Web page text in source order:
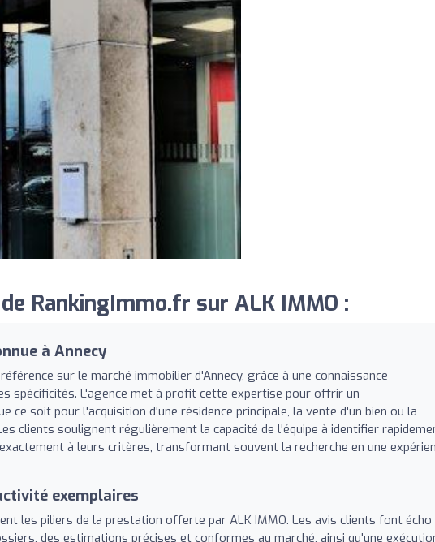
RankingImmo.fr sur ALK IMMO :
à Annecy
sur le marché immobilier d'Annecy, grâce à une connaissance
spécificités. L'agence met à profit cette expertise pour offrir un
ce soit pour l'acquisition d'une résidence principale, la vente d'un bien ou la
clients soulignent régulièrement la capacité de l'équipe à identifier
à leurs critères, transformant souvent la recherche en une
exemplaires
les piliers de la prestation offerte par ALK IMMO. Les avis clients font écho
des estimations précises et conformes au marché, ainsi qu'une